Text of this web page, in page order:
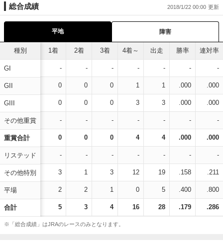
総合成績 2018/1/22 00:00
平地 障害
種別
GI
GII
GIII
その他重賞
重賞合計
リステッド
その他特別
平場
合計
1着 2着 3着 4着～ 出走 勝率 連対率
- - - - - - -
0 0 0 1 1 .000 .000
0 0 0 3 3 .000 .000
- - - - - - -
0 0 0 4 4 .000 .000
- - - - - - -
3 1 3 12 19 .158 .211
2 2 1 0 5 .400 .800
5 3 4 16 28 .179 .286
※「総合成績」はJRAのレースのみとなります。